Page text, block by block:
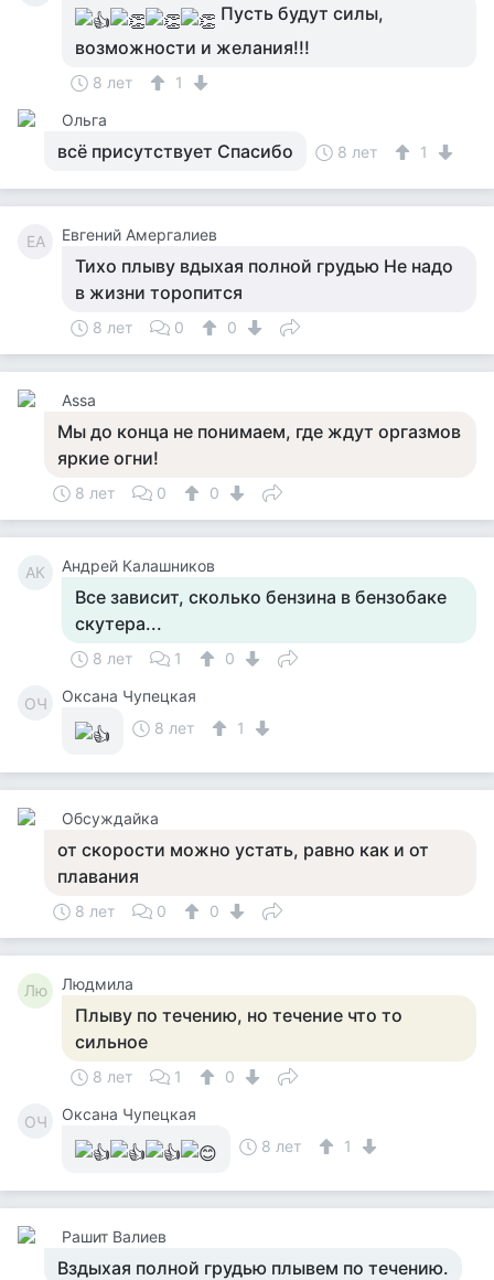
Пусть будут силы,
возможности и желания!!!
8 лет
1
Ольга
всё присутствует Спасибо 8 лет 1
ЕА Евгений Амергалиев
Тихо плыву вдыхая полной грудью Не надо
в жизни торопится
8 лет 0 0
Assa
Мы до конца не понимаем, где ждут оргазмов
яркие огни!
8 лет 0 0
АК Андрей Калашников
Все зависит, сколько бензина в бензобаке
скутера...
8 лет 1 0
ОЧ
Оксана Чупецкая
8 лет
1
Обсуждайка
от скорости можно устать, равно как и от
плавания
8 лет 0 0
Лю Людмила
Плыву по течению, но течение что то
сильное
8 лет 1 0
ОЧ
Оксана Чупецкая
8 лет
1
Рашит Валиев
Вздыхая полной грудью плывем по течению.